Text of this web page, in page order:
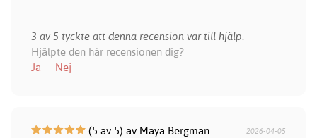
3 av 5 tyckte att denna recension var till hjälp.
Hjälpte den här recensionen dig?
Ja
Nej
(5 av 5) av Maya Bergman 2026-04-05